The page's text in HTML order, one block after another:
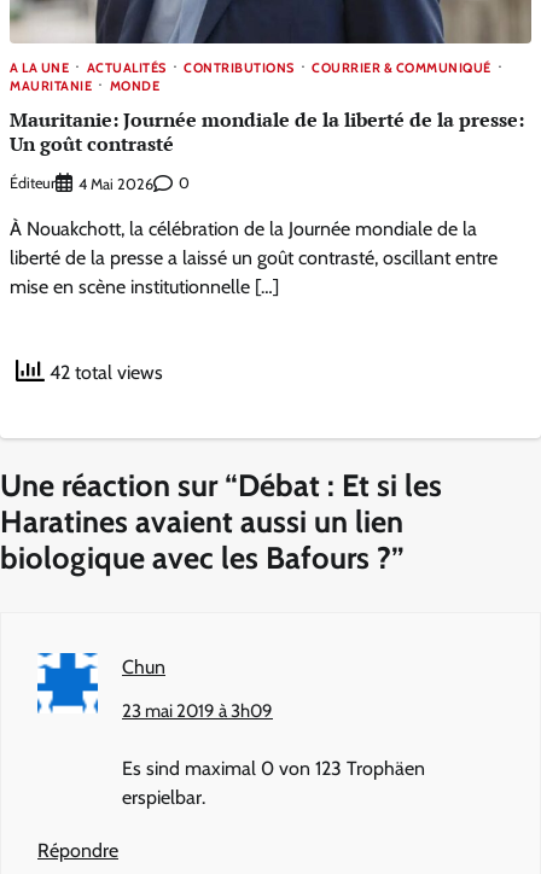
A LA UNE ACTUALITÉS CONTRIBUTIONS
COURRIER & COMMUNIQUÉ
MAURITANIE
MONDE
Mauritanie: Journée mondiale de la liberté de la presse:
Un goût contrasté
Éditeur 4 Mai 2026 0
À Nouakchott, la célébration de la Journée mondiale de la
liberté de la presse a laissé un goût contrasté, oscillant entre
mise en scène institutionnelle […]
42 total views
Une réaction sur “Débat : Et si les
Haratines avaient aussi un lien
biologique avec les Bafours ?”
Chun
23 mai 2019 à 3h09
Es sind maximal 0 von 123 Trophäen
erspielbar.
Répondre